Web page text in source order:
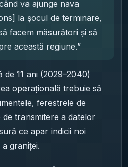
va ajunge nava
la șocul de terminare,
facem măsurători și să
această regiune.”
11 ani (2029–2040)
operațională trebuie să
ferestrele de
de transmitere a datelor
ce apar indicii noi
graniței.